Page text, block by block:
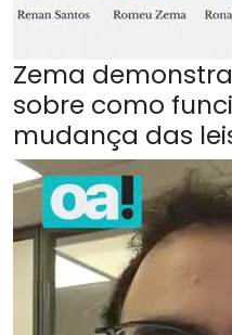
Zema
sobre como
mudança das